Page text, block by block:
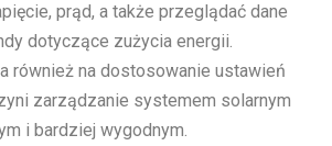
prąd, a także przeglądać dane
dotyczące zużycia energii.
również na dostosowanie ustawień
zarządzanie systemem solarnym
i bardziej wygodnym.